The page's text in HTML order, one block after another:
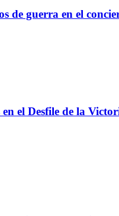
de guerra en el
el Desfile de la